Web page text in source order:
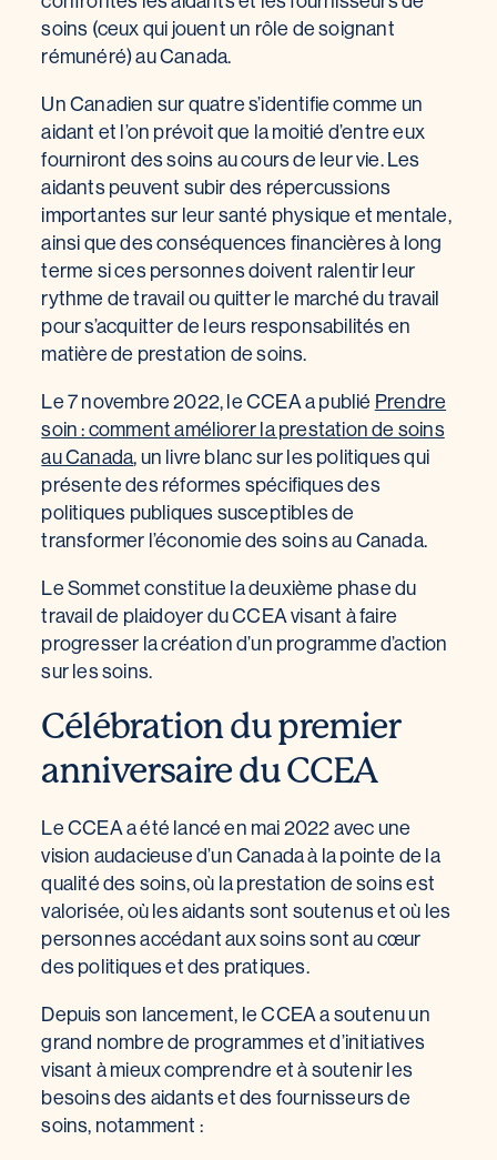
soins (ceux qui jouent un rôle de soignant
rémunéré) au Canada.
Un Canadien sur quatre s’identifie comme un
aidant et l’on prévoit que la moitié d’entre eux
fourniront des soins au cours de leur vie. Les
aidants peuvent subir des répercussions
importantes sur leur santé physique et mentale,
ainsi que des conséquences financières à long
terme si ces personnes doivent ralentir leur
rythme de travail ou quitter le marché du travail
pour s’acquitter de leurs responsabilités en
matière de prestation de soins.
Le 7 novembre 2022, le CCEA a publié Prendre
soin : comment améliorer la prestation de soins
au Canada, un livre blanc sur les politiques qui
présente des réformes spécifiques des
politiques publiques susceptibles de
transformer l’économie des soins au Canada.
Le Sommet constitue la deuxième phase du
travail de plaidoyer du CCEA visant à faire
progresser la création d’un programme d’action
sur les soins.
Célébration du premier
anniversaire du CCEA
Le CCEA a été lancé en mai 2022 avec une
vision audacieuse d’un Canada à la pointe de la
qualité des soins, où la prestation de soins est
valorisée, où les aidants sont soutenus et où les
personnes accédant aux soins sont au cœur
des politiques et des pratiques.
Depuis son lancement, le CCEA a soutenu un
grand nombre de programmes et d’initiatives
visant à mieux comprendre et à soutenir les
besoins des aidants et des fournisseurs de
soins, notamment :